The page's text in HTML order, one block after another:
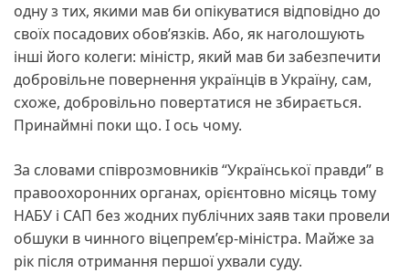
одну з тих, якими мав би опікуватися відповідно до
своїх посадових обов’язків. Або, як наголошують
інші його колеги: міністр, який мав би забезпечити
добровільне повернення українців в Україну, сам,
схоже, добровільно повертатися не збирається.
Принаймні поки що. І ось чому.
За словами співрозмовників “Української правди” в
правоохоронних органах, орієнтовно місяць тому
НАБУ і САП без жодних публічних заяв таки провели
обшуки в чинного віцепрем’єр-міністра. Майже за
рік після отримання першої ухвали суду.